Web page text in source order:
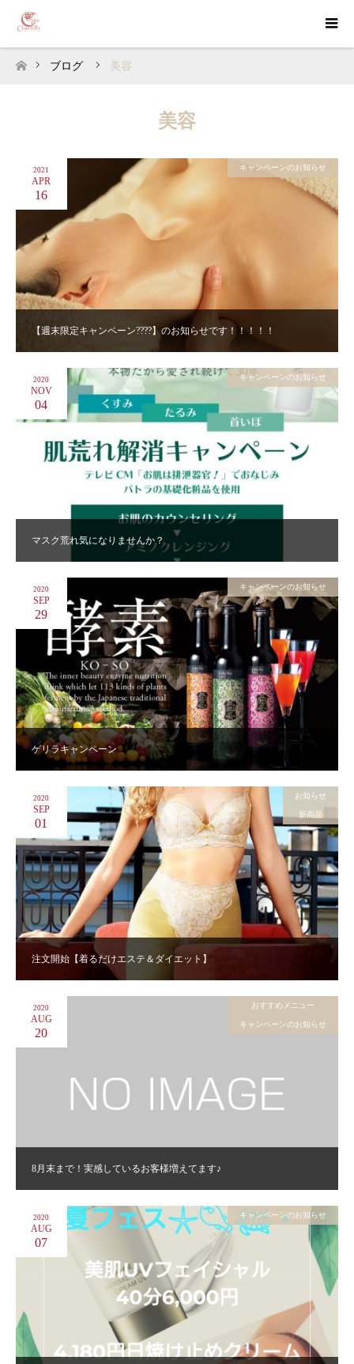
ホーム
ブログ 美容
美容
【週末限定キャンペーン????】のお知らせです！！！！！
2021
APR
16
キャンペーンのお知らせ
マスク荒れ気になりませんか？
2020
NOV
04
キャンペーンのお知らせ
ゲリラキャンペーン
2020
SEP
29
キャンペーンのお知らせ
注文開始【着るだけエステ＆ダイエット】
2020
SEP
01
お知らせ
新商品
8月末まで！実感しているお客様増えてます♪
2020
AUG
20
おすすめメニュー
キャンペーンのお知らせ
2020
AUG
07
キャンペーンのお知らせ